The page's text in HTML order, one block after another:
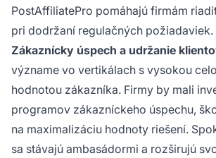
PostAffiliatePro pomáhajú firmám
pri dodržaní regulačných požiadaviek.
Zákaznícky úspech a udržanie
význame vo vertikálach s vysokou
hodnotou zákazníka. Firmy by mali
programov zákazníckeho úspechu,
na maximalizáciu hodnoty riešení.
sa stávajú ambasádormi a rozširujú